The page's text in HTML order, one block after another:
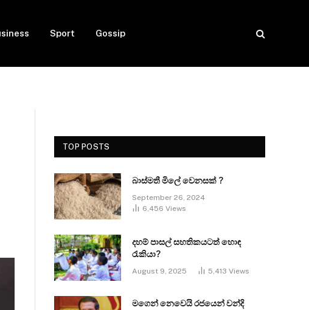
Sport Gossip
TOP POSTS
බාස්මතී මිලේ වෙනසක් ?
September 26, 2024
6,456 Views
දහම් පාසල් සහතිකයටත් හොඳ
රැකියා?
August 9, 2025 5,413 Views
මගෙන් නෙවෙයි රජයෙන් වන්දි